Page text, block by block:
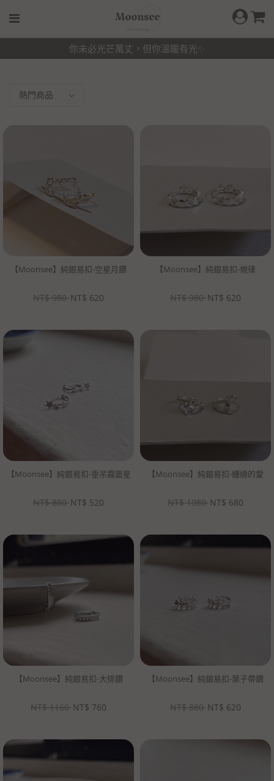
你未必光芒萬丈，但你溫暖有光✨
【Moonsee】純銀易扣-空星月鑽
NT$ 980 NT$ 620
【Moonsee】純銀易扣-規律
NT$ 980 NT$ 620
【Moonsee】純銀易扣-垂吊霧面星
NT$ 880 NT$ 520
【Moonsee】純銀易扣-纏繞的愛
NT$ 1080 NT$ 680
【Moonsee】純銀易扣-大排鑽
NT$ 1160 NT$ 760
【Moonsee】純銀易扣-葉子帶鑽
NT$ 880 NT$ 620